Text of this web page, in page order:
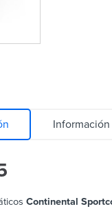
Continental